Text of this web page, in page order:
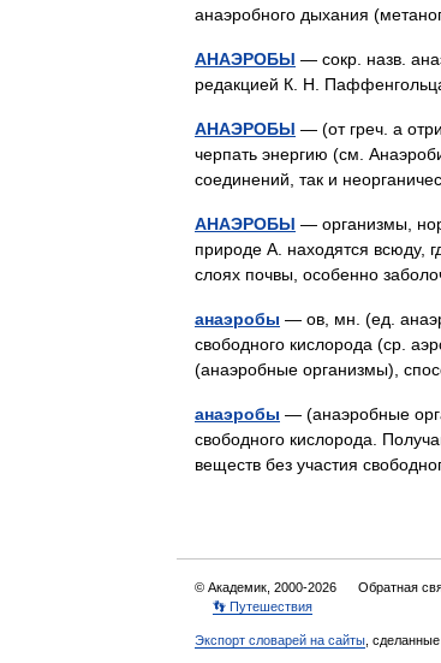
анаэробного дыхания
АНАЭРОБЫ — сокр. назв.
редакцией К. Н.
АНАЭРОБЫ — (от греч. а
черпать энергию (см.
соединений, так и
АНАЭРОБЫ — организмы,
природе А. находятся всюду,
слоях почвы, особенно
анаэробы — ов, мн. (ед.
свободного кислорода (ср.
(анаэробные организмы),
анаэробы — (анаэробные
свободного кислорода.
веществ без участия
© Академик, 2000-2026 Обратная
👣 Путешествия
Экспорт словарей на сайты ,